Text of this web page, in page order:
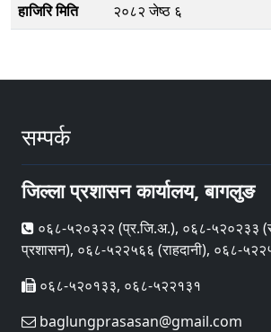
हाजिरि मिति
२०८२ जेष्ठ ६
सम्पर्क
जिल्ला प्रशासन कार्यालय, बागलुङ
०६८-५२०३२२ (प्र‍.जि.अ.), ०६८-५२०२३३
प्रशासन), ०६८-५२२५६६ (राहदानी), ०६८-
०६८-५२०१३३, ०६८-५२२१३१
baglungprasasan@gmail.com